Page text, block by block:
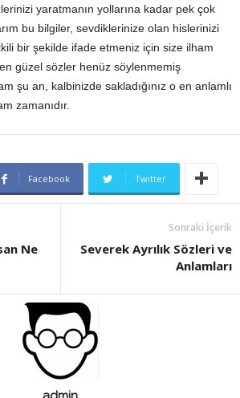
yaratmanın yollarına kadar pek çok
bu bilgiler, sevdiklerinize olan hislerinizi
bir şekilde ifade etmeniz için size ilham
güzel sözler henüz söylenmemiş
şu an, kalbinizde sakladığınız o en anlamlı
zamanıdır.
Facebook Twitter
Ne
Sonraki İçerik
Severek Ayrılık Sözleri ve
Anlamları